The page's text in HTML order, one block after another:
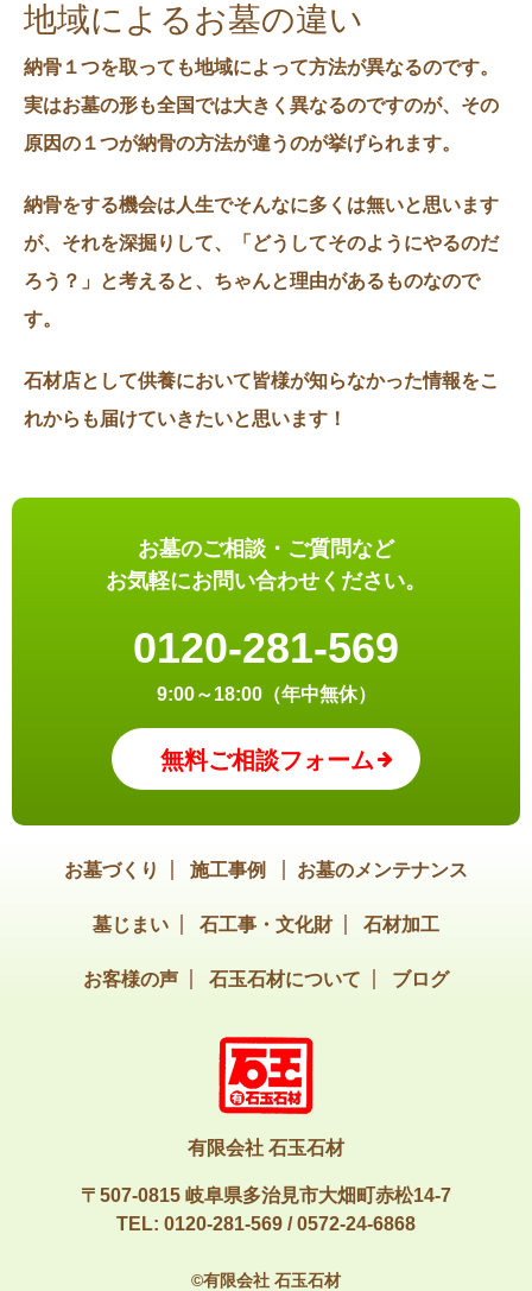
地域によるお墓の違い
納骨１つを取っても地域によって方法が異なるのです。
実はお墓の形も全国では大きく異なるのですのが、その
原因の１つが納骨の方法が違うのが挙げられます。
納骨をする機会は人生でそんなに多くは無いと思います
が、それを深掘りして、「どうしてそのようにやるのだ
ろう？」と考えると、ちゃんと理由があるものなので
す。
石材店として供養において皆様が知らなかった情報をこ
れからも届けていきたいと思います！
お墓のご相談・ご質問など
お気軽にお問い合わせください。
0120-281-569
9:00～18:00（年中無休）
無料ご相談フォーム
お墓づくり 施工事例 お墓のメンテナンス
墓じまい 石工事・文化財 石材加工
お客様の声 石玉石材について ブログ
有限会社 石玉石材
〒507-0815 岐阜県多治見市大畑町赤松14-7
TEL: 0120-281-569 /0572-24-6868
©有限会社 石玉石材